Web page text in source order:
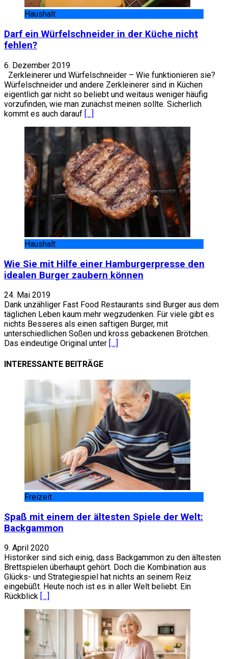
Haushalt
Darf ein Würfelschneider in der Küche nicht
fehlen?
6. Dezember 2019
Zerkleinerer und Würfelschneider – Wie funktionieren sie?
Würfelschneider und andere Zerkleinerer sind in Küchen
eigentlich gar nicht so beliebt und weitaus weniger häufig
vorzufinden, wie man zunächst meinen sollte. Sicherlich
kommt es auch darauf […]
Haushalt
Wie Sie mit Hilfe einer Hamburgerpresse den
idealen Burger zaubern können
24. Mai 2019
Dank unzähliger Fast Food Restaurants sind Burger aus dem
täglichen Leben kaum mehr wegzudenken. Für viele gibt es
nichts Besseres als einen saftigen Burger, mit
unterschiedlichen Soßen und kross gebackenen Brötchen.
Das eindeutige Original unter […]
INTERESSANTE BEITRÄGE
Freizeit
Spaß mit einem der ältesten Spiele der Welt:
Backgammon
9. April 2020
Historiker sind sich einig, dass Backgammon zu den ältesten
Brettspielen überhaupt gehört. Doch die Kombination aus
Glücks- und Strategiespiel hat nichts an seinem Reiz
eingebüßt. Heute noch ist es in aller Welt beliebt. Ein
Rückblick […]